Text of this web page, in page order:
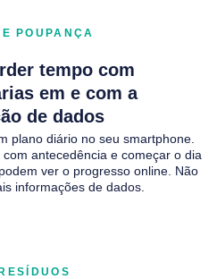
POUPANÇA
tempo com
em e com a
de dados
plano diário no seu smartphone.
antecedência e começar o dia
ver o progresso online. Não
informações de dados.